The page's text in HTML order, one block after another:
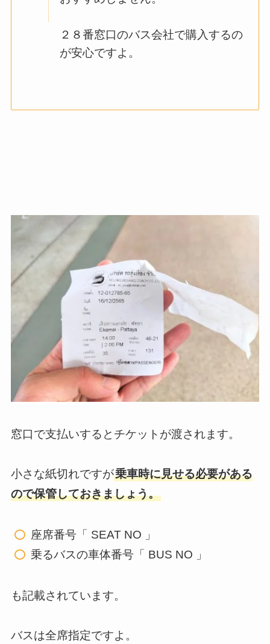
２８番窓口のバス会社で購入するの
が安心ですよ。
窓口で支払いするとチケットが渡されます。
小さな紙切れですが乗車時に見せる必要がある
ので保管しておきましょう。
座席番号「 SEAT NO 」
乗るバスの車体番号「 BUS NO 」
も記載されています。
バスは全席指定ですよ。